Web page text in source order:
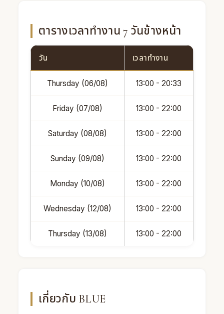
ตารางเวลาทำงาน 7 วันข้างหน้า
วัน เวลาทำงาน
Thursday (06/08) 13:00 - 20:33
Friday (07/08) 13:00 - 22:00
Saturday (08/08) 13:00 - 22:00
Sunday (09/08) 13:00 - 22:00
Monday (10/08) 13:00 - 22:00
Wednesday (12/08) 13:00 - 22:00
Thursday (13/08) 13:00 - 22:00
เกี่ยวกับ BLUE